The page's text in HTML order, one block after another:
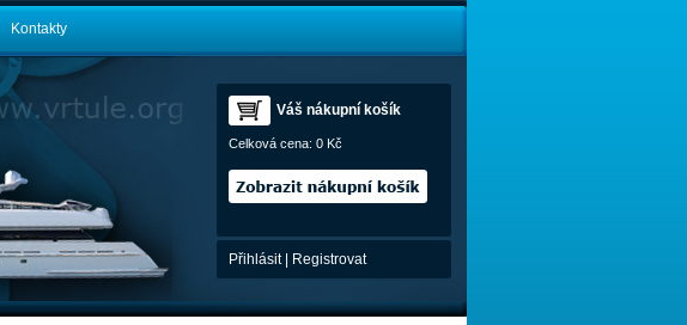
Kontakty
Váš nákupní košík
Celková cena: 0 Kč
Přihlásit| Registrovat